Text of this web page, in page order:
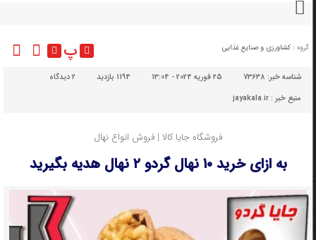
گروه : کشاورزی و صنایع غذایی پ
شناسه خبر:73638 25 فوریه 2024 - 13:04 1194 بازدید
دیدگاه
منبع خبر : jayakala.ir
فروشگاه جایا کالا | فروش انواع نهال
به ازای خرید ۱۰ نهال گردو ۲ نهال هدیه بگیرید